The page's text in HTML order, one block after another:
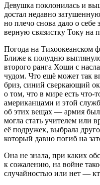
Девушка поклонилась и
достал недавно затушенную
но плечо снова дало о себе
верную связистку Току на
Погода на Тихоокеанском
Ближе к полудню
второго ранга Хоши с
чудом. Что ещё может так
бриз, синий сверкающий
о том, что в мире есть что-
американцами и этой
об этих вещах — армия
могла стать учителем или
её подружек, выбрала
который давно погиб на
Она не знала, при каких
к сожалению, на войне
случайностью или нет —